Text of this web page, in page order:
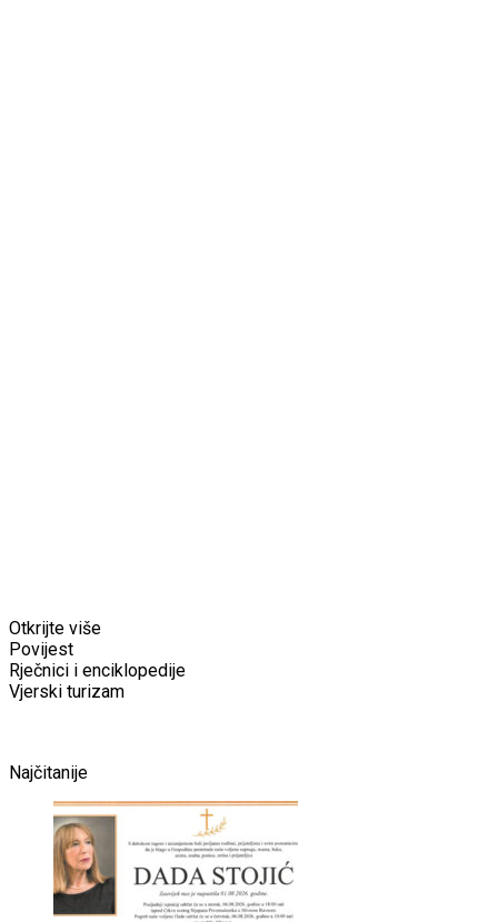
Otkrijte više
Povijest
Rječnici i enciklopedije
Vjerski turizam
Najčitanije